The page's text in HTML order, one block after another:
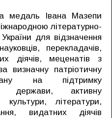
медаль Івана Мазепи
літературно-
для відзначення
перекладачів,
діячів, меценатів з
визначну патріотичну
на підтримку
держави, активну
культури, літератури,
видатних діячів